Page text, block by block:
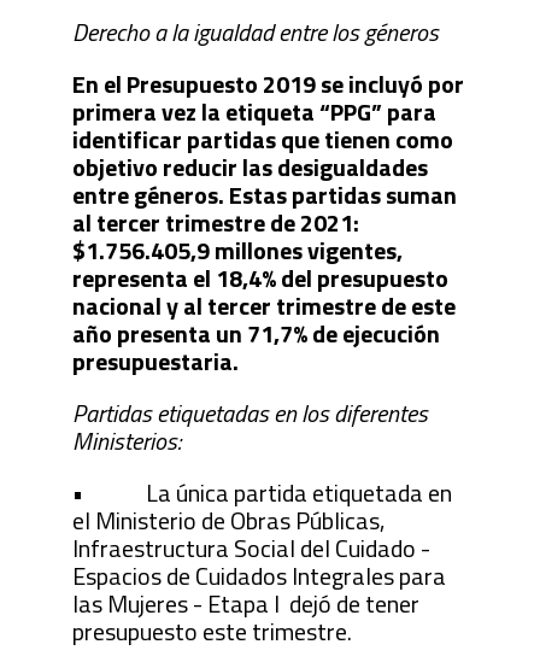
Derecho a la igualdad entre los géneros
En el Presupuesto 2019 se incluyó por
primera vez la etiqueta “PPG” para
identificar partidas que tienen como
objetivo reducir las desigualdades
entre géneros. Estas partidas suman
al tercer trimestre de 2021:
$1.756.405,9 millones vigentes,
representa el 18,4% del presupuesto
nacional y al tercer trimestre de este
año presenta un 71,7% de ejecución
presupuestaria.
Partidas etiquetadas en los diferentes
Ministerios:
• La única partida etiquetada en
el Ministerio de Obras Públicas,
Infraestructura Social del Cuidado -
Espacios de Cuidados Integrales para
las Mujeres - Etapa I dejó de tener
presupuesto este trimestre.